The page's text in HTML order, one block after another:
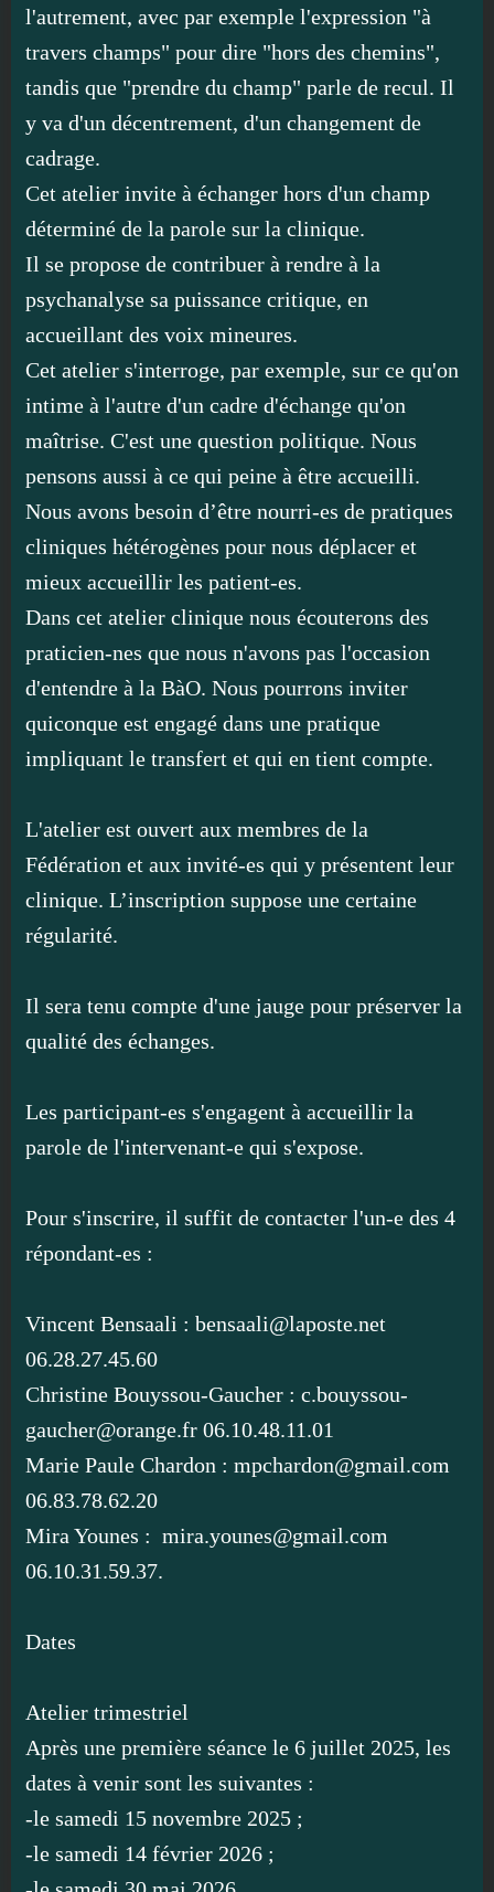
l'autrement, avec par exemple l'expression "à
travers champs" pour dire "hors des chemins",
tandis que "prendre du champ" parle de recul. Il
y va d'un décentrement, d'un changement de
cadrage.
Cet atelier invite à échanger hors d'un champ
déterminé de la parole sur la clinique.
Il se propose de contribuer à rendre à la
psychanalyse sa puissance critique, en
accueillant des voix mineures.
Cet atelier s'interroge, par exemple, sur ce qu'on
intime à l'autre d'un cadre d'échange qu'on
maîtrise. C'est une question politique. Nous
pensons aussi à ce qui peine à être accueilli.
Nous avons besoin d’être nourri-es de pratiques
cliniques hétérogènes pour nous déplacer et
mieux accueillir les patient-es.
Dans cet atelier clinique nous écouterons des
praticien-nes que nous n'avons pas l'occasion
d'entendre à la BàO. Nous pourrons inviter
quiconque est engagé dans une pratique
impliquant le transfert et qui en tient compte.
L'atelier est ouvert aux membres de la
Fédération et aux invité-es qui y présentent leur
clinique. L’inscription suppose une certaine
régularité.
Il sera tenu compte d'une jauge pour préserver la
qualité des échanges.
Les participant-es s'engagent à accueillir la
parole de l'intervenant-e qui s'expose.
Pour s'inscrire, il suffit de contacter l'un-e des 4
répondant-es :
Vincent Bensaali : bensaali@laposte.net
06.28.27.45.60
Christine Bouyssou-Gaucher : c.bouyssou-
gaucher@orange.fr 06.10.48.11.01
Marie Paule Chardon : mpchardon@gmail.com
06.83.78.62.20
Mira Younes : mira.younes@gmail.com
06.10.31.59.37.
Dates
Atelier trimestriel
Après une première séance le 6 juillet 2025, les
dates à venir sont les suivantes :
-le samedi 15 novembre 2025 ;
-le samedi 14 février 2026 ;